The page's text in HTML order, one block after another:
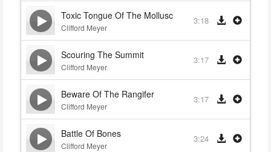
Toxic Tongue Of The Mollusc
Clifford Meyer
3:18
Scouring The Summit
Clifford Meyer
3:17
Beware Of The Rangifer
Clifford Meyer
3:17
Battle Of Bones
Clifford Meyer
3:24